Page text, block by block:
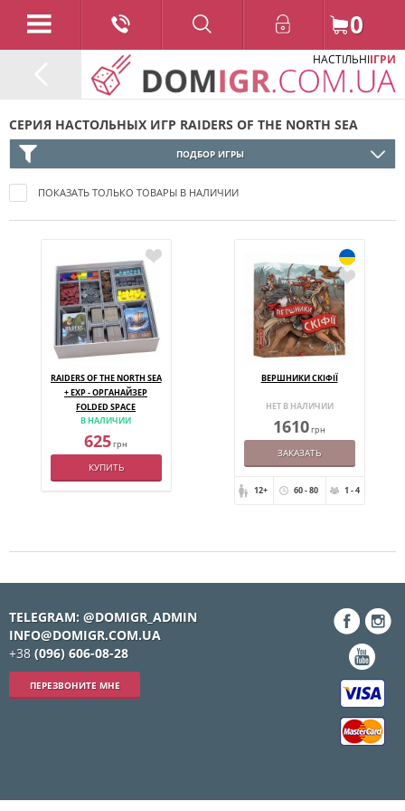
0
НАСТІЛЬНІІГРИ
СЕРИЯ НАСТОЛЬНЫХ ИГР RAIDERS OF THE NORTH SEA
ПОДБОР ИГРЫ
ПОКАЗАТЬ ТОЛЬКО ТОВАРЫ В НАЛИЧИИ
RAIDERS OF THE NORTH SEA
+ EXP - ОРГАНАЙЗЕР
FOLDED SPACE
В НАЛИЧИИ
625грн
КУПИТЬ
ВЕРШНИКИ СКІФІЇ
НЕТ В НАЛИЧИИ
1610грн
ЗАКАЗАТЬ
12+ 60 - 80 1 - 4
TELEGRAM: @DOMIGR_ADMIN
INFO@DOMIGR.COM.UA
+38 (096) 606-08-28
ПЕРЕЗВОНИТЕ МНЕ